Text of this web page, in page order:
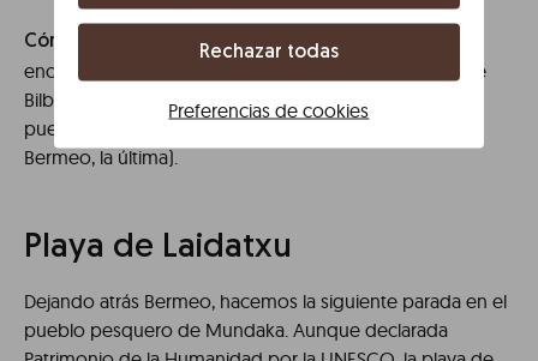
Cómo llegar a la playa de Aritzatxu:
encuentra junto al pueblo de Bermeo. En coche desde
Bilbao se puede tomar la carretera BI-631. También se
puede tomar la línea E4 de Euskotren (estación de
Bermeo, la última).
Playa de Laidatxu
Dejando atrás Bermeo, hacemos la siguiente parada en el
pueblo pesquero de Mundaka. Aunque declarada
Rechazar todas
Preferencias de cookies